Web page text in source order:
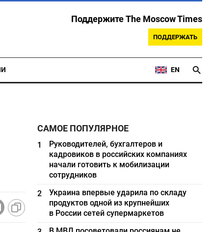
Поддержите The Moscow Times
ПОДДЕРЖАТЬ
EN
САМОЕ ПОПУЛЯРНОЕ
1
Руководителей, бухгалтеров и
кадровиков в российских компаниях
начали готовить к мобилизации
сотрудников
2
Украина впервые ударила по складу
продуктов одной из крупнейших
в России сетей супермаркетов